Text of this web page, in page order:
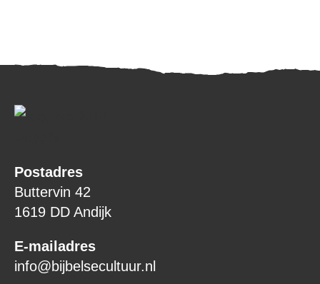
Postadres
Buttervin 42
1619 DD Andijk
E-mailadres
info@bijbelsecultuur.nl